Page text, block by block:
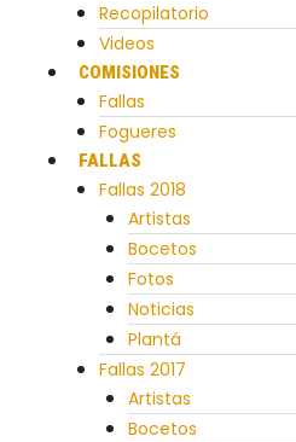
Recopilatorio
Videos
COMISIONES
Fallas
Fogueres
FALLAS
Fallas 2018
Artistas
Bocetos
Fotos
Noticias
Plantá
Fallas 2017
Artistas
Bocetos